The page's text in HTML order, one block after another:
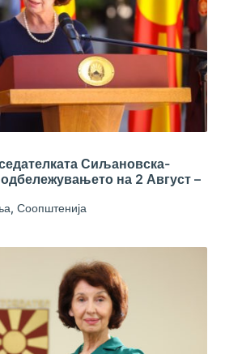
Сиљановска-
на 2 Август –
,Соопштенија